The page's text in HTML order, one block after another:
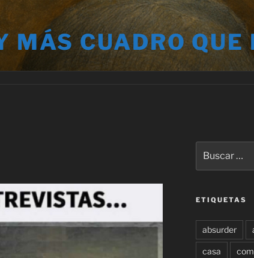
MÁS CUADRO QUE
por:
ETIQUETAS
absurder
casa